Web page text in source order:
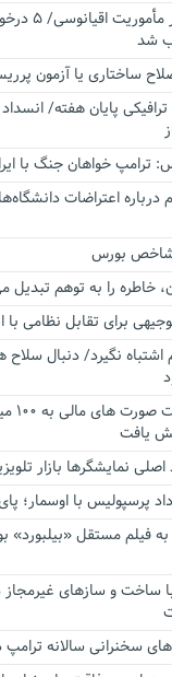
اقتدار
شد
ساختاری یا آزمون
پایان هفته/
ترامپ خواهان جنگ با
درباره اعتراضات
خاطره را به توهم تبدیل
برای تقابل نظامی با
اشتباه نگیرد/ دنبال سلاح
یافت
اصلی نمایشگرها بازار
پرسپولیس با اوسمار؛
به فیلم مستقل «بیلبورد»
ساخت‌ و سازهای
سخنرانی سالانه ترامپ